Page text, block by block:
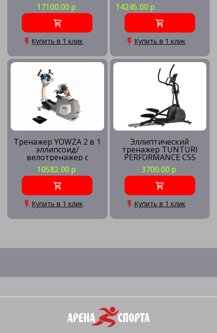
17100.00 р
Купить в 1 клик
14245.00 р
Купить в 1 клик
Тренажер YOWZA 2 в 1
эллипсоид/
велотренажер с
вращением торса
NAPLES ELITE
10582.00 р
Купить в 1 клик
Эллиптический
тренажер TUNTURI
PERFORMANCE C55
3700.00 р
Купить в 1 клик